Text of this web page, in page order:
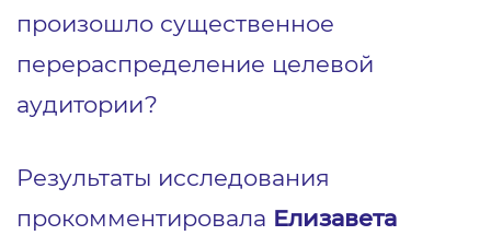
произошло существенное
перераспределение целевой
аудитории?
Результаты исследования
прокомментировала Елизавета